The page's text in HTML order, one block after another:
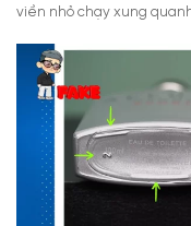
viền nhỏ chạy xung